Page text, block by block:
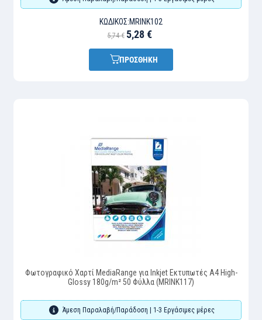
ΚΩΔΙΚΌΣ:MRINK102
5,74 € 5,28 €
ΠΡΟΣΘΗΚΗ
Φωτογραφικό Χαρτί MediaRange για Inkjet Εκτυπωτές Α4 High-
Glossy 180g/m² 50 Φύλλα (MRINK117)
Άμεση Παραλαβή/Παράδοση | 1-3 Εργάσιμες μέρες